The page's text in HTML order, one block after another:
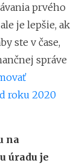
prvého
je lepšie, ak
ste v čase,
správe
roku 2020
na
úradu je